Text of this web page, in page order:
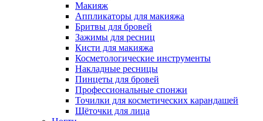
Макияж
Аппликаторы для макияжа
Бритвы для бровей
Зажимы для ресниц
Кисти для макияжа
Косметологические инструменты
Накладные ресницы
Пинцеты для бровей
Профессиональные спонжи
Точилки для косметических карандашей
Щёточки для лица